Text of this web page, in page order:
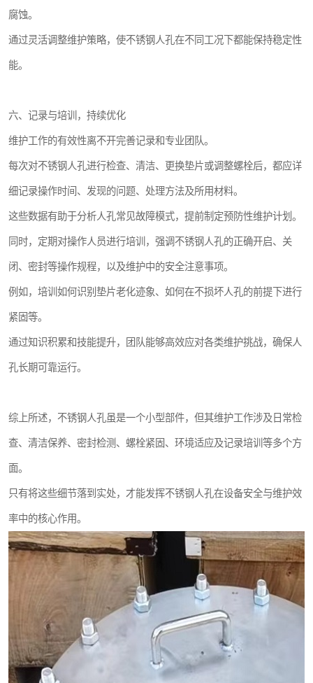
腐蚀。
通过灵活调整维护策略，使不锈钢人孔在不同工况下都能保持稳定性
能。
六、记录与培训，持续优化
维护工作的有效性离不开完善记录和专业团队。
每次对不锈钢人孔进行检查、清洁、更换垫片或调整螺栓后，都应详
细记录操作时间、发现的问题、处理方法及所用材料。
这些数据有助于分析人孔常见故障模式，提前制定预防性维护计划。
同时，定期对操作人员进行培训，强调不锈钢人孔的正确开启、关
闭、密封等操作规程，以及维护中的安全注意事项。
例如，培训如何识别垫片老化迹象、如何在不损坏人孔的前提下进行
紧固等。
通过知识积累和技能提升，团队能够高效应对各类维护挑战，确保人
孔长期可靠运行。
综上所述，不锈钢人孔虽是一个小型部件，但其维护工作涉及日常检
查、清洁保养、密封检测、螺栓紧固、环境适应及记录培训等多个方
面。
只有将这些细节落到实处，才能发挥不锈钢人孔在设备安全与维护效
率中的核心作用。